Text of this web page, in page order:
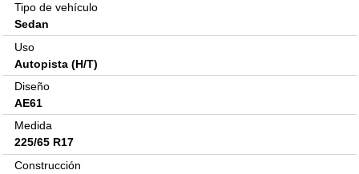
Tipo de vehículo
Sedan
Uso
Autopista (H/T)
Diseño
AE61
Medida
225/65 R17
Construcción